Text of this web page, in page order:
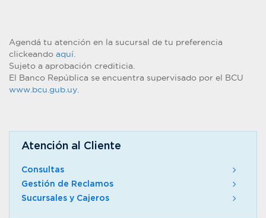
Agendá tu atención en la sucursal de tu preferencia
clickeando aquí
Sujeto a aprobación crediticia.
El Banco República se encuentra supervisado por el BCU
www.bcu.gub.uy
Atención al Cliente
Consultas
Gestión de Reclamos
Sucursales y Cajeros